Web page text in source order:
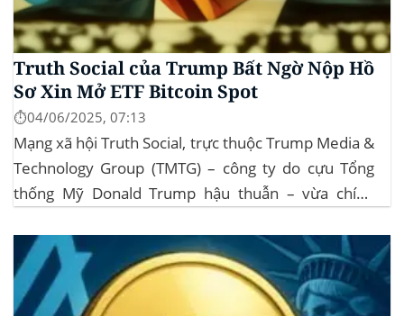
Truth Social của Trump Bất Ngờ Nộp Hồ
Sơ Xin Mở ETF Bitcoin Spot
⏱️04/06/2025, 07:13
Mạng xã hội Truth Social, trực thuộc Trump Media &
Technology Group (TMTG) – công ty do cựu Tổng
thống Mỹ Donald Trump hậu thuẫn – vừa chính
dịch Mỹ (SEC) để xin phê duyệt quỹ ETF Bitcoin...